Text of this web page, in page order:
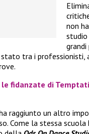
non
studio
stato tra i professionisti,
le fidanzate di
raggiunto un altro
Come la stessa